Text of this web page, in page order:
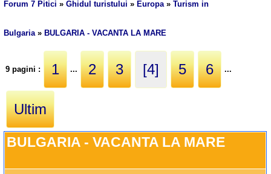
Forum 7 Pitici »Ghidul turistului » Europa»Turism in
Bulgaria» BULGARIA - VACANTA LA MARE
9 pagini : 1 ... 2 3 [4] 5 6 ...
Ultim
BULGARIA - VACANTA LA MARE